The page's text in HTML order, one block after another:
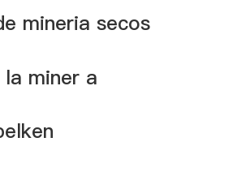
mineria secos
miner a